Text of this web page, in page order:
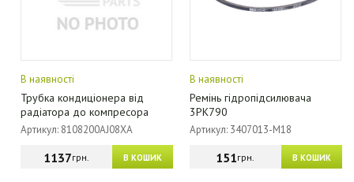
В наявності
Трубка кондиціонера від
радіатора до компресора
Артикул: 8108200AJ08XA
В КОШИК
1137грн.
В наявності
Ремінь гідропідсилювача
3PK790
Артикул: 3407013-M18
В КОШИК
151грн.